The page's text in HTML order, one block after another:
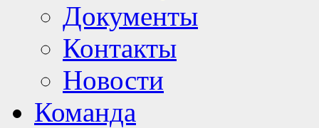
Документы
Контакты
Новости
Команда